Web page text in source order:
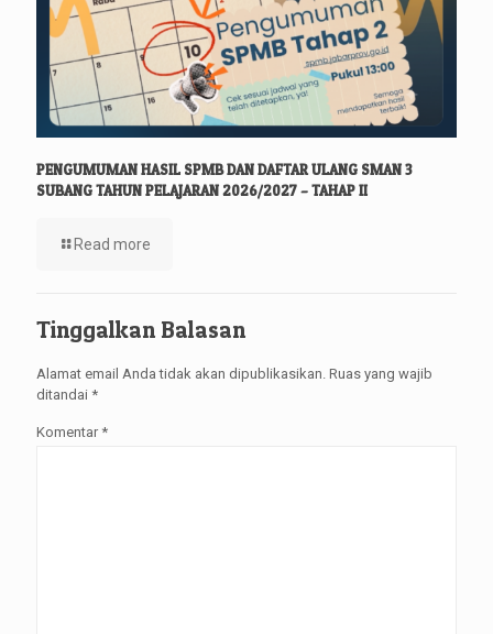
PENGUMUMAN HASIL SPMB DAN DAFTAR ULANG SMAN 3
SUBANG TAHUN PELAJARAN 2026/2027 – TAHAP II
Read more
Tinggalkan Balasan
Alamat email Anda tidak akan dipublikasikan. Ruas yang wajib
ditandai *
Komentar *